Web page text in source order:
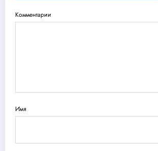
Комментарии
Имя